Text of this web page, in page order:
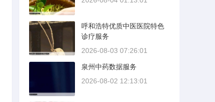
呼和浩特优质中医医院特色
诊疗服务
2026-08-03 07:26:01
泉州中药数据服务
2026-08-02 12:13:01